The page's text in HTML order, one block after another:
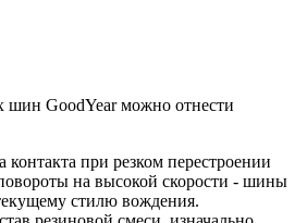
шин GoodYear можно отнести
контакта при резком перестроении
на высокой скорости - шины
стилю вождения.